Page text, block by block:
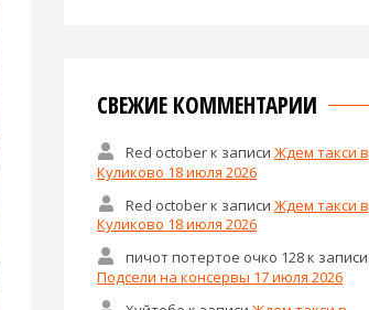
СВЕЖИЕ КОММЕНТАРИИ
Red octoberк записи Ждем такси в
Куликово 18 июля 2026
Red octoberк записи Ждем такси в
Куликово 18 июля 2026
пичот потертое очко 128к записи
Подсели на консервы 17 июля 2026